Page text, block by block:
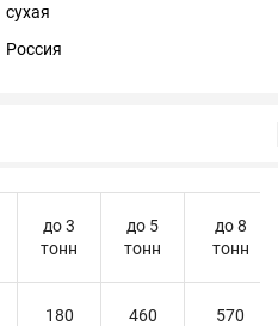
сухая
Россия
до 3
тонн
до 5
тонн
до 8
тонн
180
460
570